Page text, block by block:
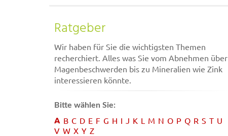
Ratgeber
Wir haben für Sie die wichtigsten Themen
recherchiert. Alles was Sie vom Abnehmen über
Magenbeschwerden bis zu Mineralien wie Zink
interessieren könnte.
Bitte wählen Sie:
A B C D E F G H I J K L M N O P Q R S T U
V W X Y Z